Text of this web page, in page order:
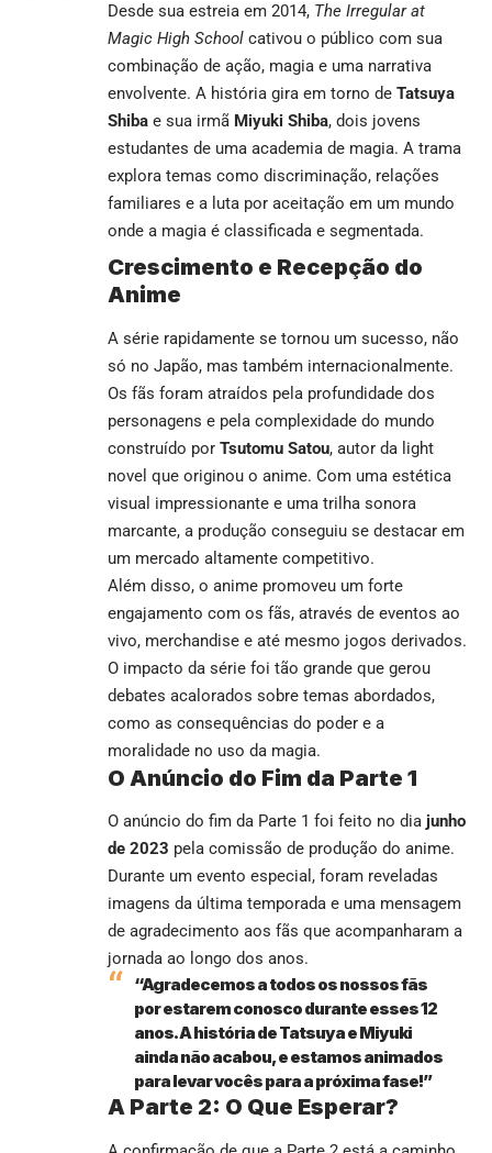
Desde sua estreia em 2014, The Irregular at
Magic High School cativou o público com sua
combinação de ação, magia e uma narrativa
envolvente. A história gira em torno de Tatsuya
Shiba e sua irmã Miyuki Shiba, dois jovens
estudantes de uma academia de magia. A trama
explora temas como discriminação, relações
familiares e a luta por aceitação em um mundo
onde a magia é classificada e segmentada.
Crescimento e Recepção do
Anime
A série rapidamente se tornou um sucesso, não
só no Japão, mas também internacionalmente.
Os fãs foram atraídos pela profundidade dos
personagens e pela complexidade do mundo
construído por Tsutomu Satou, autor da light
novel que originou o anime. Com uma estética
visual impressionante e uma trilha sonora
marcante, a produção conseguiu se destacar em
um mercado altamente competitivo.
Além disso, o anime promoveu um forte
engajamento com os fãs, através de eventos ao
vivo, merchandise e até mesmo jogos derivados.
O impacto da série foi tão grande que gerou
debates acalorados sobre temas abordados,
como as consequências do poder e a
moralidade no uso da magia.
O Anúncio do Fim da Parte 1
O anúncio do fim da Parte 1 foi feito no dia junho
de 2023 pela comissão de produção do anime.
Durante um evento especial, foram reveladas
imagens da última temporada e uma mensagem
de agradecimento aos fãs que acompanharam a
jornada ao longo dos anos.
“Agradecemos a todos os nossos fãs
por estarem conosco durante esses 12
anos. A história de Tatsuya e Miyuki
ainda não acabou, e estamos animados
para levar vocês para a próxima fase!”
A Parte 2: O Que Esperar?